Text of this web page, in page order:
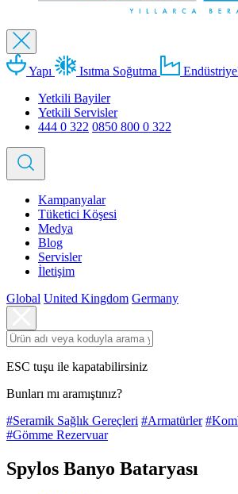
Yapı Isıtma Soğutma
Yetkili Bayiler
Yetkili Servisler
444 0 322 0850 800 0 322
Kampanyalar
Tüketici Köşesi
Medya
Blog
Servisler
İletişim
Global United Kingdom Germany
ESC tuşu ile kapatabilirsiniz
Bunları mı aramıştınız?
#Seramik Sağlık Gereçleri #Armatürler
#Gömme Rezervuar
Spylos Banyo Bataryası